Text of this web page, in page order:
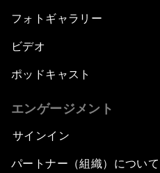
フォトギャラリー
ビデオ
ポッドキャスト
エンゲージメント
サインイン
パートナー（組織）について